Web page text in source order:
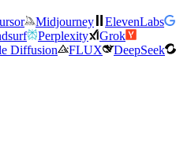
Midjourney
ElevenLabs
Perplexity
Grok
Diffusion FLUX
DeepSeek